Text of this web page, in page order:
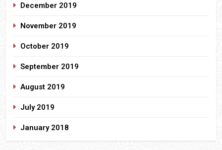
December 2019
November 2019
October 2019
September 2019
August 2019
July 2019
January 2018